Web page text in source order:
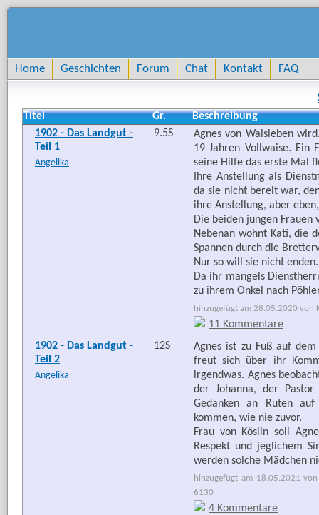
Home Geschichten Forum Chat Kontakt FAQ
Titel Gr.
Beschreibung
1902 - Das Landgut -
Teil 1
Angelika
9.5S
Agnes von Walsleben
19 Jahren Vollwaise. Ein
seine Hilfe das erste Mal
Ihre Anstellung als
da sie nicht bereit war,
ihre Anstellung, aber
Die beiden jungen Frauen
Nebenan wohnt Kati, die
Spannen durch die
Nur so will sie nicht enden.
Da ihr mangels
zu ihrem Onkel nach
hinzugefügt am 28.05.2020 von
11 Kommentare
1902 - Das Landgut -
Teil 2
Angelika
12S
Agnes ist zu Fuß auf
freut sich über ihr
irgendwas. Agnes
der Johanna, der
Gedanken an Ruten
kommen, wie nie zuvor.
Frau von Köslin soll
Respekt und jeglichem
werden solche Mädchen
hinzugefügt am 18.05.2021
6130
4 Kommentare